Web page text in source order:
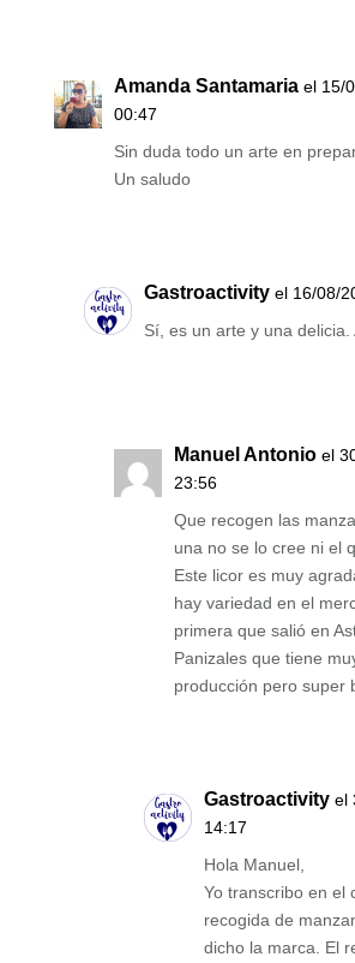
Amanda Santamaria el 15/
00:47
Sin duda todo un arte en
Un saludo
Gastroactivity el 16/08/
Sí, es un arte y una delicia.
Manuel Antonio el
23:56
Que recogen las
una no se lo cree ni el
Este licor es muy
hay variedad en el
primera que salió en
Panizales que tiene
producción pero super
Gastroactivity el
14:17
Hola Manuel,
Yo transcribo en el
recogida de
dicho la marca. El